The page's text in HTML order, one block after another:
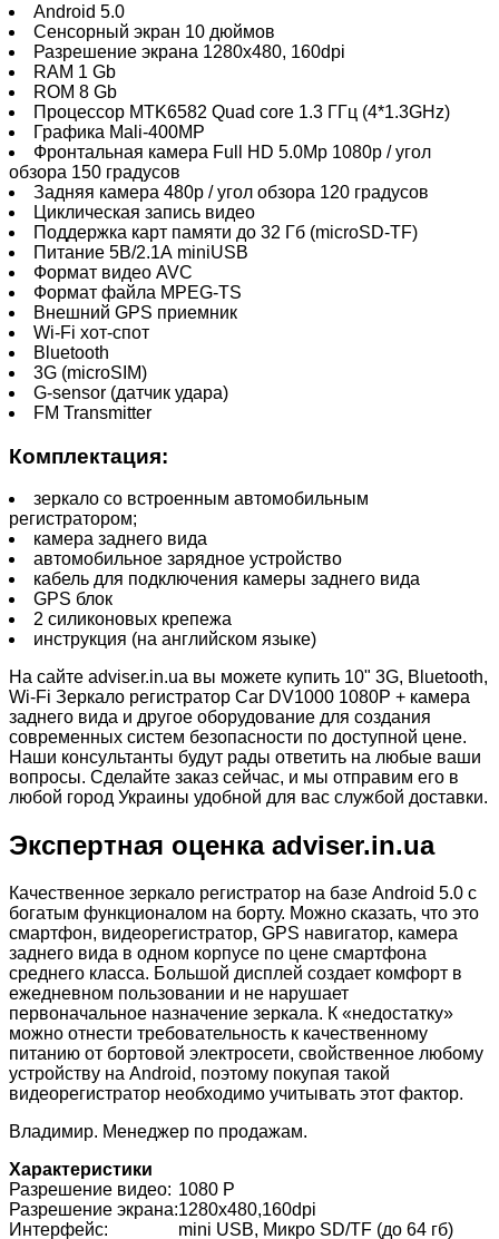
Android 5.0
Сенсорный экран 10 дюймов
Разрешение экрана 1280x480, 160dpi
RAM 1 Gb
ROM 8 Gb
Процессор MTK6582 Quad core 1.3 ГГц (4*1.3GHz)
Графика Mali-400MP
Фронтальная камера Full HD 5.0Mp 1080p / угол
обзора 150 градусов
Задняя камера 480p / угол обзора 120 градусов
Циклическая запись видео
Поддержка карт памяти до 32 Гб (microSD-TF)
Питание 5В/2.1А miniUSB
Формат видео AVC
Формат файла MPEG-TS
Внешний GPS приемник
Wi-Fi хот-спот
Bluetooth
3G (microSIM)
G-sensor (датчик удара)
FM Transmitter
Комплектация:
зеркало со встроенным автомобильным
регистратором;
камера заднего вида
автомобильное зарядное устройство
кабель для подключения камеры заднего вида
GPS блок
2 силиконовых крепежа
инструкция (на английском языке)
На сайте adviser.in.ua вы можете купить 10" 3G, Bluetooth,
Wi-Fi Зеркало регистратор Car DV1000 1080P + камера
заднего вида и другое оборудование для создания
современных систем безопасности по доступной цене.
Наши консультанты будут рады ответить на любые ваши
вопросы. Сделайте заказ сейчас, и мы отправим его в
любой город Украины удобной для вас службой доставки.
Экспертная оценка adviser.in.ua
Качественное зеркало регистратор на базе Android 5.0 с
богатым функционалом на борту. Можно сказать, что это
смартфон, видеорегистратор, GPS навигатор, камера
заднего вида в одном корпусе по цене смартфона
среднего класса. Большой дисплей создает комфорт в
ежедневном пользовании и не нарушает
первоначальное назначение зеркала. К «недостатку»
можно отнести требовательность к качественному
питанию от бортовой электросети, свойственное любому
устройству на Android, поэтому покупая такой
видеорегистратор необходимо учитывать этот фактор.
Владимир. Менеджер по продажам.
Характеристики
Разрешение видео: 1080 P
Разрешение экрана:1280x480,160dpi
Интерфейс:
mini USB, Микро SD/TF (до 64 гб)